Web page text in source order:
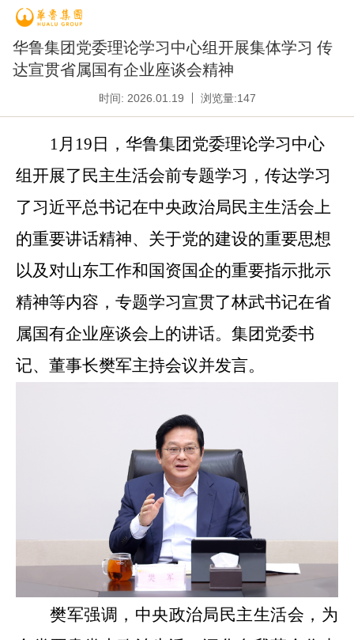
华鲁集团党委理论学习中心组开展集体学习 传
达宣贯省属国有企业座谈会精神
时间: 2026.01.19 浏览量:147
1月19日，华鲁集团党委理论学习中心
组开展了民主生活会前专题学习，传达学习
了习近平总书记在中央政治局民主生活会上
的重要讲话精神、关于党的建设的重要思想
以及对山东工作和国资国企的重要指示批示
精神等内容，专题学习宣贯了林武书记在省
属国有企业座谈会上的讲话。集团党委书
记、董事长樊军主持会议并发言。
樊军强调，中央政治局民主生活会，为